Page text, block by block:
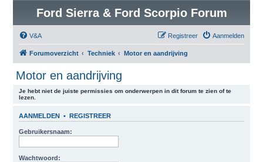
Ford Sierra & Ford Scorpio Forum
V&A Aanmelden
Registreer
Forumoverzicht Techniek Motor en aandrijving
Motor en aandrijving
Je hebt niet de juiste permissies om onderwerpen in dit forum te zien of te
lezen.
AANMELDEN • REGISTREER
Gebruikersnaam:
Wachtwoord: